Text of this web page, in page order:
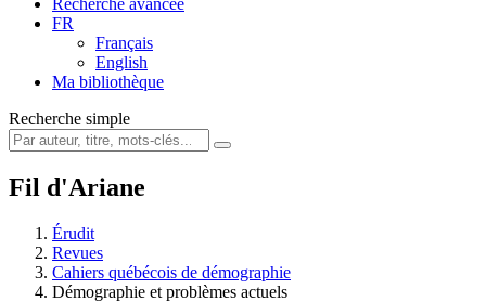
FR
Français
English
Ma bibliothèque
Recherche simple
Fil d'Ariane
Érudit
Revues
Cahiers québécois de démographie
Démographie et problèmes actuels